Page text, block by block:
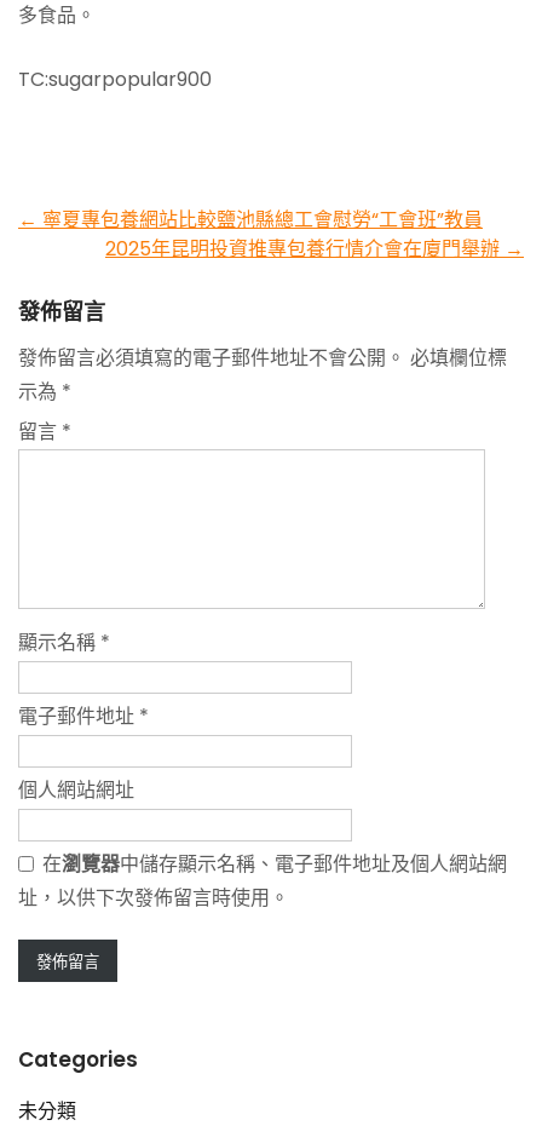
多食品。
TC:sugarpopular900
Post
navigation
← 寧夏專包養網站比較鹽池縣總工會慰勞“工會班”教員
2025年昆明投資推專包養行情介會在廈門舉辦 →
發佈留言
發佈留言必須填寫的電子郵件地址不會公開。 必填欄位標
示為 *
留言 *
顯示名稱 *
電子郵件地址 *
個人網站網址
在瀏覽器中儲存顯示名稱、電子郵件地址及個人網站網
址，以供下次發佈留言時使用。
Categories
未分類